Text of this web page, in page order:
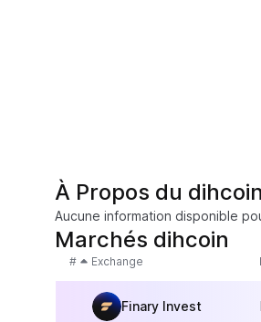
À Propos du dihcoin
Aucune information disponible
Marchés dihcoin
# Exchange
Finary Invest